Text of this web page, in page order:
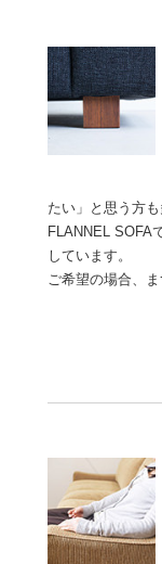
たい」と思う方も
FLANNEL SOFA
しています。
ご希望の場合、